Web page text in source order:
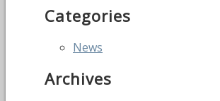
Categories
News
Archives